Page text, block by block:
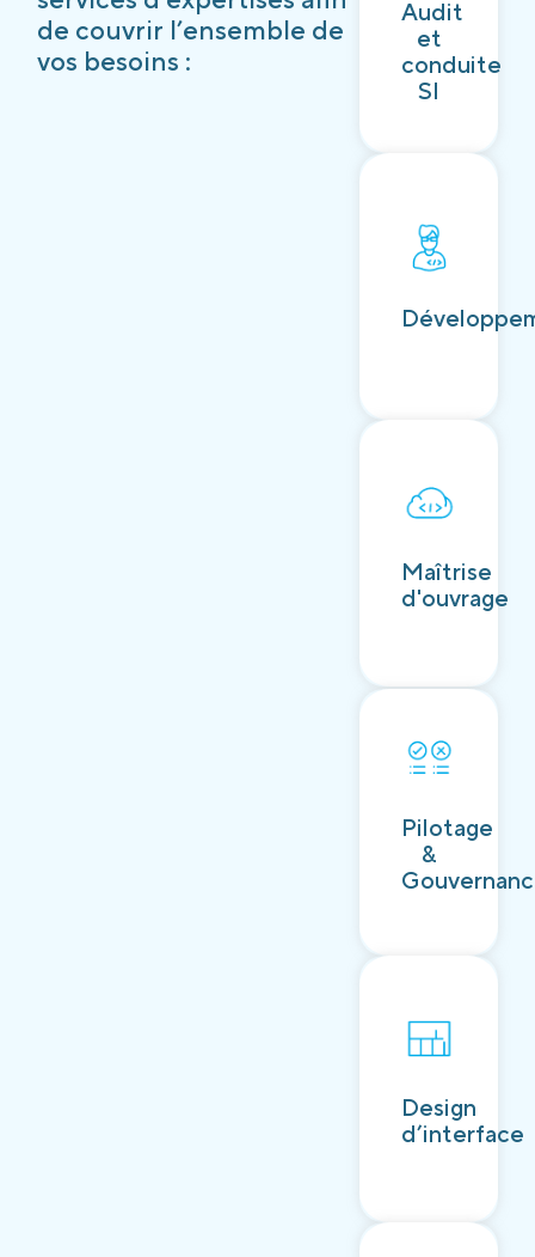
de couvrir l’ensemble de
vos besoins :
Audit
et
conduite
SI
Découvrir
Maîtrise
d'ouvrage
Pilotage
&
Découvrir
Design
d’interface